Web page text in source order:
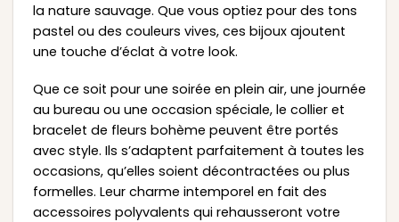
la nature sauvage. Que vous optiez pour des tons
pastel ou des couleurs vives, ces bijoux ajoutent
une touche d’éclat à votre look.
Que ce soit pour une soirée en plein air, une journée
au bureau ou une occasion spéciale, le collier et
bracelet de fleurs bohème peuvent être portés
avec style. Ils s’adaptent parfaitement à toutes les
occasions, qu’elles soient décontractées ou plus
formelles. Leur charme intemporel en fait des
accessoires polyvalents qui rehausseront votre